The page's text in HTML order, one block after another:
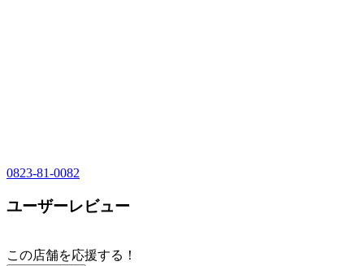
0823-81-0082
ユーザーレビュー
この店舗を応援する！